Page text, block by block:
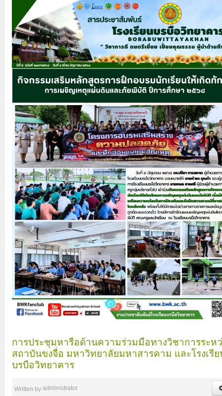
การประชุมหารือด้านความร่วมมือทางวิชาการระห
สถาบันขงจื่อ มหาวิทยาลัยมหาสารคาม และโรงเรี
บรบือวิทยาคาร
Written byadministrator